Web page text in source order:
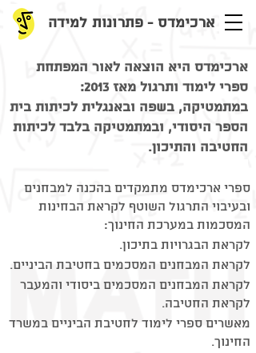
ארכימדס - פתרונות למידה
ארכימדס היא הוצאה לאור המפתחת
ספרי לימוד ותרגול מאז 2013:
במתמטיקה, בשפה ובאנגלית לכיתות בית
הספר היסודי, ובמתמטיקה בלבד לכיתות
החטיבה והתיכון.
ספרי ארכימדס מתמקדים בהכנה למבחנים
ובעיבוי התרגול השוטף לקראת הבחינות
המסכמות במערכת החינוך:
לקראת הבגרויות בתיכון.
לקראת המבחנים המסכמים בחטיבת הביניים.
לקראת המבחנים המסכמים ביסודי והמעבר
לקראת החטיבה.
מאשרים ספרי לימוד לחטיבת הביניים במשרד
החינוך.